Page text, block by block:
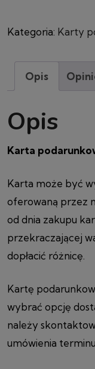
Kategoria: Karty
Opis
Opis
Karta
Karta może być
oferowaną przez
od dnia zakupu
przekraczającej
dopłacić różnicę.
Kartę
wybrać opcję
należy
umówienia terminu